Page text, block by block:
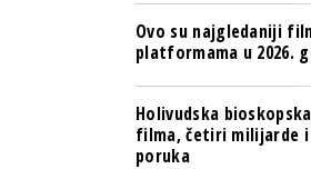
Ovo su najgledaniji
platformama u 2026.
Holivudska
filma, četiri milijarde
poruka